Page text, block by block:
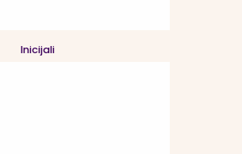
Inicijali